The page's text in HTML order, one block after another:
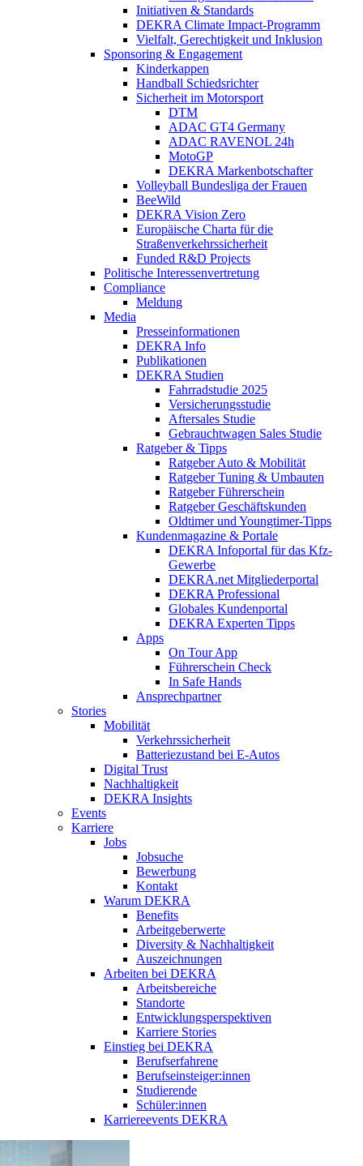
Initiativen & Standards
DEKRA Climate Impact-Programm
Vielfalt, Gerechtigkeit und Inklusion​
Sponsoring & Engagement
Kinderkappen
Handball Schiedsrichter
Sicherheit im Motorsport
DTM
ADAC GT4 Germany
ADAC RAVENOL 24h
MotoGP
DEKRA Markenbotschafter
Volleyball Bundesliga der Frauen
BeeWild
DEKRA Vision Zero
Europäische Charta für die
Straßenverkehrssicherheit
Funded R&D Projects
Politische Interessenvertretung
Compliance
Meldung
Media
Presseinformationen
DEKRA Info
Publikationen
DEKRA Studien
Fahrradstudie 2025
Versicherungsstudie
Aftersales Studie
Gebrauchtwagen Sales Studie
Ratgeber & Tipps
Ratgeber Auto & Mobilität
Ratgeber Tuning & Umbauten
Ratgeber Führerschein
Ratgeber Geschäftskunden
Oldtimer und Youngtimer-Tipps
Kundenmagazine & Portale
DEKRA Infoportal für das Kfz-
Gewerbe
DEKRA.net Mitgliederportal
DEKRA Professional
Globales Kundenportal
DEKRA Experten Tipps
Apps
On Tour App
Führerschein Check
In Safe Hands
Ansprechpartner
Stories
Mobilität
Verkehrssicherheit
Batteriezustand bei E-Autos
Digital Trust
Nachhaltigkeit
DEKRA Insights
Events
Karriere
Jobs
Jobsuche
Bewerbung
Kontakt
Warum DEKRA
Benefits
Arbeitgeberwerte
Diversity & Nachhaltigkeit
Auszeichnungen
Arbeiten bei DEKRA
Arbeitsbereiche
Standorte
Entwicklungsperspektiven
Karriere Stories
Einstieg bei DEKRA
Berufserfahrene
Berufseinsteiger:innen
Studierende
Schüler:innen
Karriereevents DEKRA